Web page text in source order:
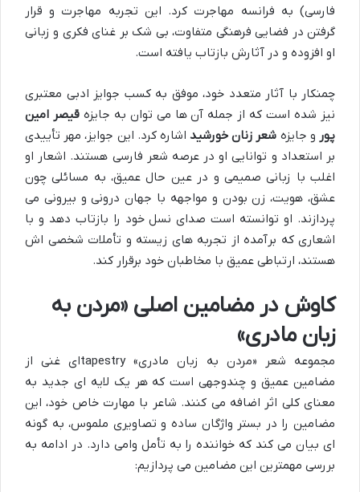
فارسی) به فرانسه مهاجرت کرد. این تجربه مهاجرت و قرار
گرفتن در فضایی فرهنگی متفاوت، بی شک بر غنای فکری و زبانی
او افزوده و در آثارش بازتاب یافته است.
چمنکار با آثار متعدد خود، موفق به کسب جوایز ادبی معتبری
نیز شده است که از جمله آن ها می توان به جایزهقیصر امین
پور و جایزه شعر زنان خورشیداشاره کرد. این جوایز، مهر تأییدی
بر استعداد و توانایی او در عرصه شعر فارسی هستند. اشعار او
اغلب با زبانی صمیمی و در عین حال عمیق، به مسائلی چون
عشق، هویت، زن بودن و مواجهه با جهان درونی و بیرونی می
پردازند. او توانسته است صدای نسل خود را بازتاب دهد و با
اشعاری که برآمده از تجربه های زیسته و تأملات شخصی اش
هستند، ارتباطی عمیق با مخاطبان خود برقرار کند.
کاوش در مضامین اصلی «مردن به
زبان مادری»
مجموعه شعر «مردن به زبان مادری» tapestryای غنی از
مضامین عمیق و چندوجهی است که هر یک لایه ای جدید به
معنای کلی اثر اضافه می کنند. شاعر با مهارت خاص خود، این
مضامین را در بستر واژگان ساده و تصاویری ملموس، به گونه
ای بیان می کند که خواننده را به تأمل وامی دارد. در ادامه به
بررسی مهمترین این مضامین می پردازیم: